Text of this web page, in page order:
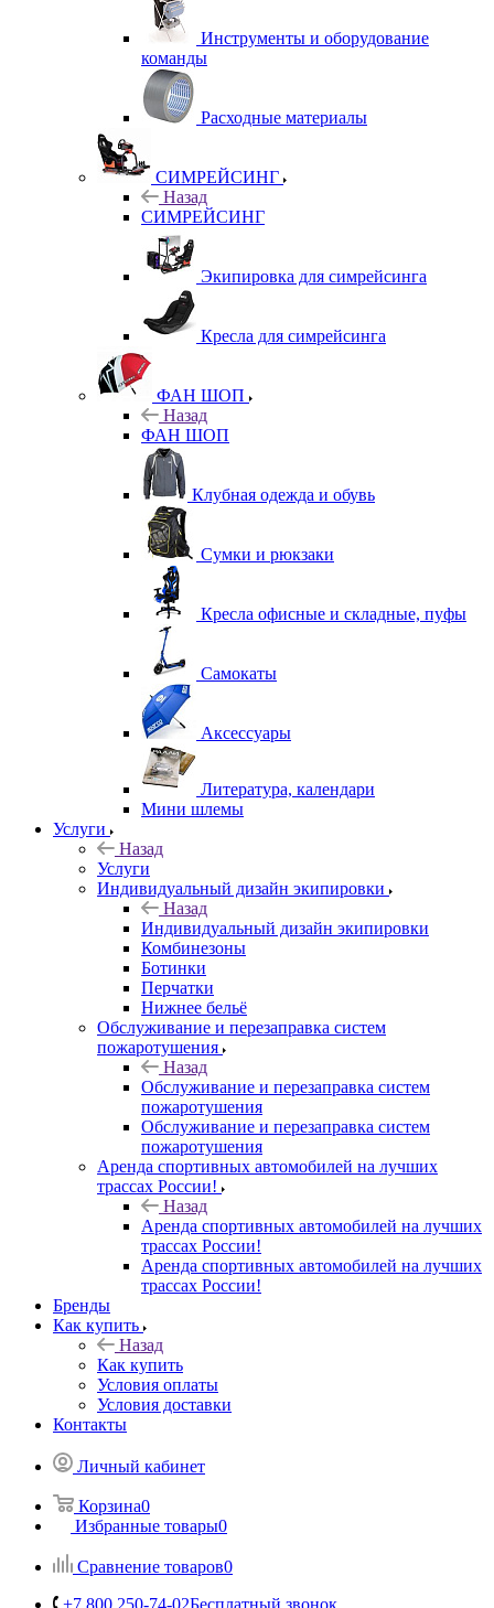
Инструменты и оборудование
команды
Расходные материалы
СИМРЕЙСИНГ
Назад
СИМРЕЙСИНГ
Экипировка для симрейсинга
Кресла для симрейсинга
ФАН ШОП
Назад
ФАН ШОП
Клубная одежда и обувь
Сумки и рюкзаки
Кресла офисные и складные, пуфы
Самокаты
Аксессуары
Литература, календари
Мини шлемы
Услуги
Назад
Услуги
Индивидуальный дизайн экипировки
Назад
Индивидуальный дизайн экипировки
Комбинезоны
Ботинки
Перчатки
Нижнее бельё
Обслуживание и перезаправка систем
пожаротушения
Назад
Обслуживание и перезаправка систем
пожаротушения
Обслуживание и перезаправка систем
пожаротушения
Аренда спортивных автомобилей на лучших
трассах России!
Назад
Аренда спортивных автомобилей на лучших
трассах России!
Аренда спортивных автомобилей на лучших
трассах России!
Бренды
Как купить
Назад
Как купить
Условия оплаты
Условия доставки
Контакты
Личный кабинет
Корзина0
Избранные товары0
Сравнение товаров0
+7 800 250-74-02Бесплатный звонок